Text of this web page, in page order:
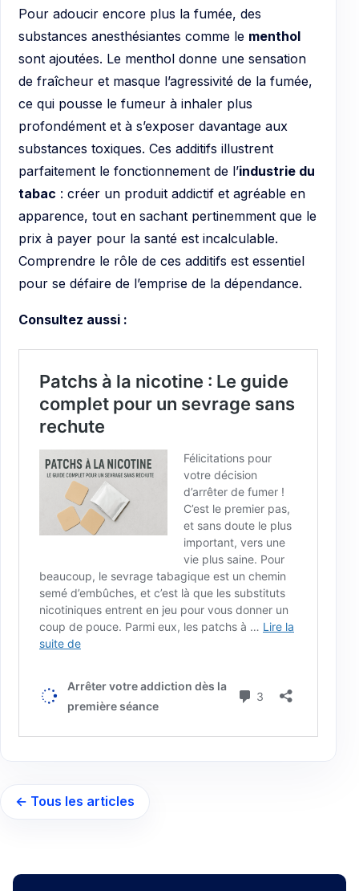
Pour adoucir encore plus la fumée, des
substances anesthésiantes comme le menthol
sont ajoutées. Le menthol donne une sensation
de fraîcheur et masque l’agressivité de la fumée,
ce qui pousse le fumeur à inhaler plus
profondément et à s’exposer davantage aux
substances toxiques. Ces additifs illustrent
parfaitement le fonctionnement de l’industrie du
tabac : créer un produit addictif et agréable en
apparence, tout en sachant pertinemment que le
prix à payer pour la santé est incalculable.
Comprendre le rôle de ces additifs est essentiel
pour se défaire de l’emprise de la dépendance.
Consultez aussi :
← Tous les articles